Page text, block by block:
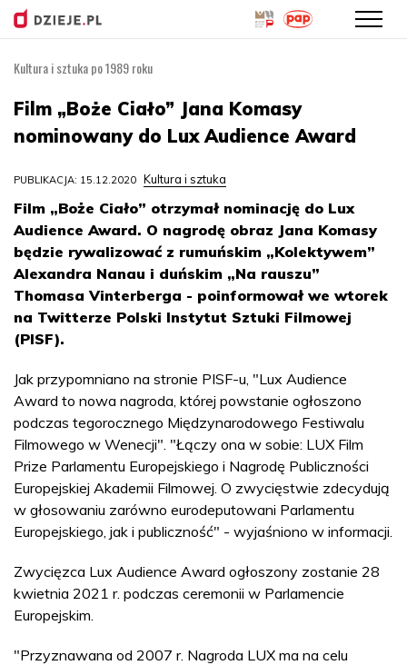
treści
Kultura i sztuka po 1989 roku
Film „Boże Ciało” Jana Komasy
nominowany do Lux Audience Award
PUBLIKACJA: 15.12.2020 Kultura i sztuka
Film „Boże Ciało” otrzymał nominację do Lux
Audience Award. O nagrodę obraz Jana Komasy
będzie rywalizować z rumuńskim „Kolektywem”
Alexandra Nanau i duńskim „Na rauszu”
Thomasa Vinterberga - poinformował we wtorek
na Twitterze Polski Instytut Sztuki Filmowej
(PISF).
Jak przypomniano na stronie PISF-u, "Lux Audience
Award to nowa nagroda, której powstanie ogłoszono
podczas tegorocznego Międzynarodowego Festiwalu
Filmowego w Wenecji". "Łączy ona w sobie: LUX Film
Prize Parlamentu Europejskiego i Nagrodę Publiczności
Europejskiej Akademii Filmowej. O zwycięstwie zdecydują
w głosowaniu zarówno eurodeputowani Parlamentu
Europejskiego, jak i publiczność" - wyjaśniono w informacji.
Zwycięzca Lux Audience Award ogłoszony zostanie 28
kwietnia 2021 r. podczas ceremonii w Parlamencie
Europejskim.
"Przyznawana od 2007 r. Nagroda LUX ma na celu